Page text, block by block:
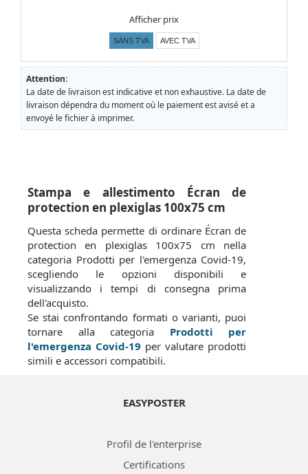
Afficher prix
SANS TVA AVEC TVA
Attention:
La date de livraison est indicative et non exhaustive. La date de
livraison dépendra du moment où le paiement est avisé et a
envoyé le fichier à imprimer.
Stampa e allestimento Écran de
protection en plexiglas 100x75 cm
Questa scheda permette di ordinare Écran de
protection en plexiglas 100x75 cm nella
categoria Prodotti per l'emergenza Covid-19,
scegliendo le opzioni disponibili e
visualizzando i tempi di consegna prima
dell'acquisto.
Se stai confrontando formati o varianti, puoi
tornare alla categoria Prodotti per
l'emergenza Covid-19 per valutare prodotti
simili e accessori compatibili.
EASYPOSTER
Profil de l'enterprise
Certifications